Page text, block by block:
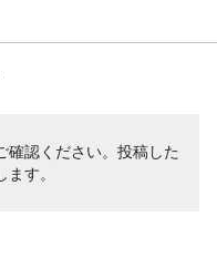
確認ください。投稿した
す。